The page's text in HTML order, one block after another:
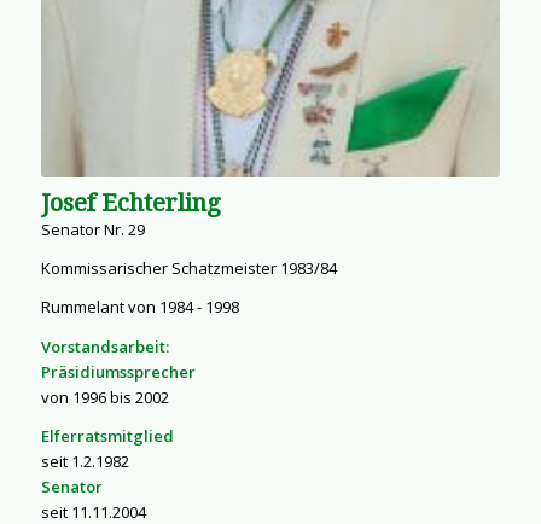
Josef Echterling
Senator Nr. 29
Kommissarischer Schatzmeister 1983/84
Rummelant von 1984 - 1998
Vorstandsarbeit:
Präsidiumssprecher
von 1996 bis 2002
Elferratsmitglied
seit 1.2.1982
Senator
seit 11.11.2004